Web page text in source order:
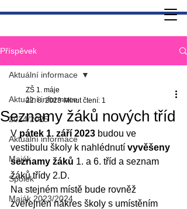
Příspěvek
Aktuální informace
2024/2025
Aktuální informace
Maják
Spolek
Maják 2023/2024
Aktuální informace
Seznamy žáků nových tříd
ZŠ 1. máje
22. 8. 2023 Minut čtení: 1
V pátek 1. září 2023 budou ve
vestibulu školy k nahlédnutí vyvěšeny
seznamy žáků 1. a 6. tříd a seznam
žáků třídy 2.D.
Na stejném místě bude rovněž
zveřejněn nákres školy s umístěním